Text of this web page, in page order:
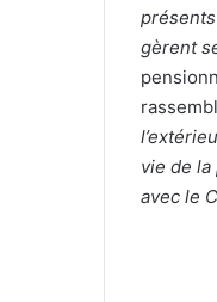
gèrent
vie de
avec le